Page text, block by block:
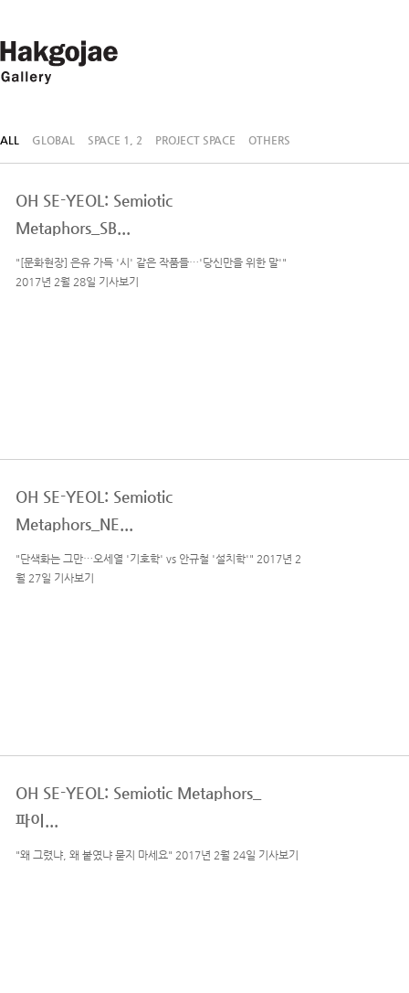
ALL GLOBAL SPACE 1, 2 PROJECT SPACE OTHERS
OH SE-YEOL: Semiotic
Metaphors_SB...
"[문화현장] 은유 가득 '시' 같은 작품들…'당신만을 위한 말'"
2017년 2월 28일 기사보기
OH SE-YEOL: Semiotic
Metaphors_NE...
"단색화는 그만…오세열 '기호학' vs 안규철 '설치학'" 2017년 2
월 27일 기사보기
OH SE-YEOL: Semiotic Metaphors_
파이...
"왜 그렸냐, 왜 붙였냐 묻지 마세요" 2017년 2월 24일 기사보기